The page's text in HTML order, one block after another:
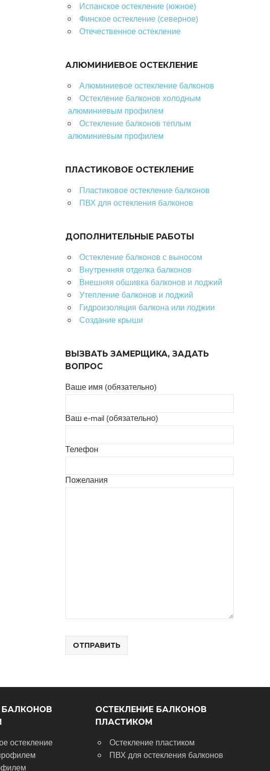
Испанское остекление (южное)
Финское остекление (северное)
Отечественное остекление
АЛЮМИНИЕВОЕ ОСТЕКЛЕНИЕ
Алюминиевое остекление балконов
Остекление балконов холодным
алюминиевым профилем
Остекление балконов теплым
алюминиевым профилем
ПЛАСТИКОВОЕ ОСТЕКЛЕНИЕ
Пластиковое остекление балконов
ПВХ для остекления балконов
ДОПОЛНИТЕЛЬНЫЕ РАБОТЫ
Остекление балконов с выносом
Внутренняя отделка балконов
Внешняя обшивка балконов и лоджий
Утепление балконов и лоджий
Гидроизоляция балкона или лоджии
Создание крыши
ВЫЗВАТЬ ЗАМЕРЩИКА, ЗАДАТЬ
ВОПРОС
Ваше имя (обязательно)
Ваш e-mail (обязательно)
Телефон
Пожелания
БАЛКОНОВ
остекление
ОСТЕКЛЕНИЕ БАЛКОНОВ
ПЛАСТИКОМ
Остекление пластиком
ПВХ для остекления балконов